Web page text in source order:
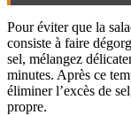
Pour éviter que la
consiste à faire
sel, mélangez
minutes. Après ce
éliminer l’excès de
propre.